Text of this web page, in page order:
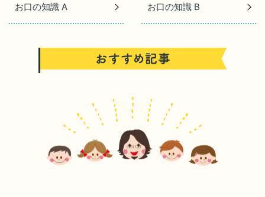
お口の知識 A お口の知識 B